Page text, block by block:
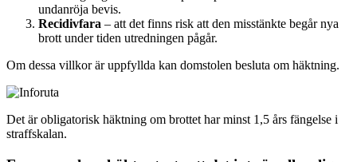
undanröja bevis.
Recidivfara – att det finns risk att den misstänkte begår nya
brott under tiden utredningen pågår.
Om dessa villkor är uppfyllda kan domstolen besluta om häktning.
Det är obligatorisk häktning om brottet har minst 1,5 års fängelse i
straffskalan.